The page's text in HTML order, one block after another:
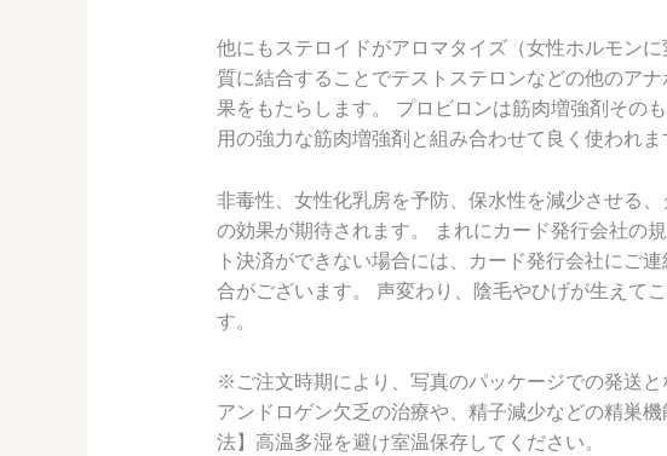
他にもステロイドがアロマタイズ（女性ホルモン
質に結合することでテストステロンなどの他のア
果をもたらします。 プロビロンは筋肉増強剤その
用の強力な筋肉増強剤と組み合わせて良く使われ
非毒性、女性化乳房を予防、保水性を減少させる
の効果が期待されます。 まれにカード発行会社の
ト決済ができない場合には、カード発行会社にご
合がございます。 声変わり、陰毛やひげが生えて
す。
※ご注文時期により、写真のパッケージでの発送
アンドロゲン欠乏の治療や、精子減少などの精巣
法】高温多湿を避け室温保存してください。